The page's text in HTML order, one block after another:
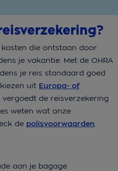
die ontstaan door
je vakantie. Met de OHRA
je reis standaard goed
uit Europa- of
vergoedt de reisverzekering
weten wat onze
de polisvoorwaarden
aan je bagage